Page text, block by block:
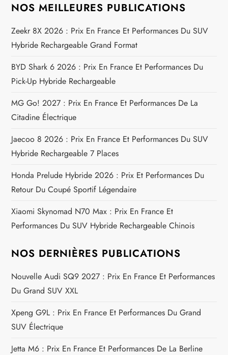
t
i
o
n
d
e
l
’
a
r
t
i
c
l
NOS MEILLEURES PUBLICATIONS
Zeekr 8X 2026 : Prix En France Et Performances Du SUV
Hybride Rechargeable Grand Format
BYD Shark 6 2026 : Prix En France Et Performances Du
Pick-Up Hybride Rechargeable
MG Go! 2027 : Prix En France Et Performances De La
Citadine Électrique
Jaecoo 8 2026 : Prix En France Et Performances Du SUV
Hybride Rechargeable 7 Places
Honda Prelude Hybride 2026 : Prix Et Performances Du
Retour Du Coupé Sportif Légendaire
Xiaomi Skynomad N70 Max : Prix En France Et
Performances Du SUV Hybride Rechargeable Chinois
NOS DERNIÈRES PUBLICATIONS
Nouvelle Audi SQ9 2027 : Prix En France Et Performances
Du Grand SUV XXL
Xpeng G9L : Prix En France Et Performances Du Grand
SUV Électrique
Jetta M6 : Prix En France Et Performances De La Berline